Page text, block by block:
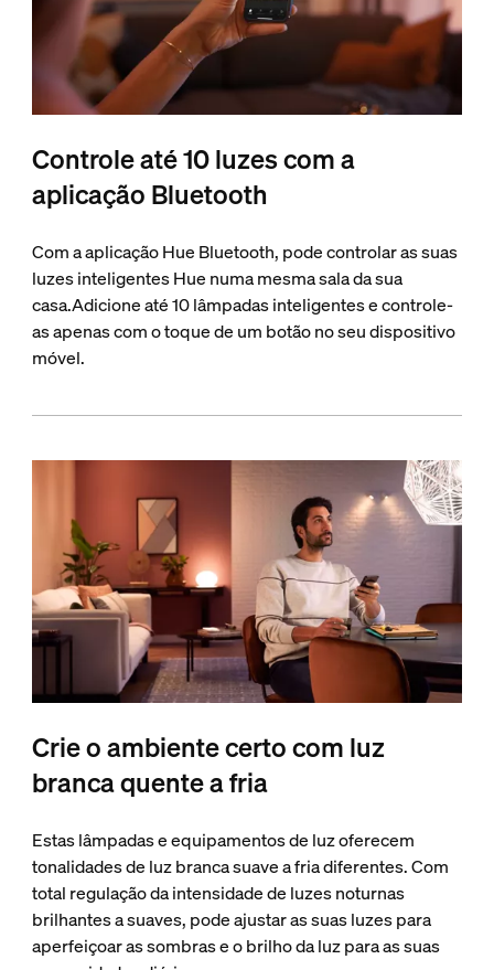
Controle até 10 luzes com a
aplicação Bluetooth
Com a aplicação Hue Bluetooth, pode controlar as suas
luzes inteligentes Hue numa mesma sala da sua
casa.Adicione até 10 lâmpadas inteligentes e controle-
as apenas com o toque de um botão no seu dispositivo
móvel.
Crie o ambiente certo com luz
branca quente a fria
Estas lâmpadas e equipamentos de luz oferecem
tonalidades de luz branca suave a fria diferentes. Com
total regulação da intensidade de luzes noturnas
brilhantes a suaves, pode ajustar as suas luzes para
aperfeiçoar as sombras e o brilho da luz para as suas